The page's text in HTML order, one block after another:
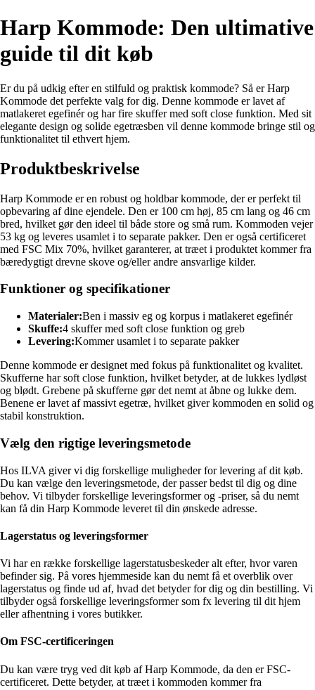
Harp Kommode: Den ultimative
guide til dit køb
Er du på udkig efter en stilfuld og praktisk kommode? Så er Harp
Kommode det perfekte valg for dig. Denne kommode er lavet af
matlakeret egefinér og har fire skuffer med soft close funktion. Med sit
elegante design og solide egetræsben vil denne kommode bringe stil og
funktionalitet til ethvert hjem.
Produktbeskrivelse
Harp Kommode er en robust og holdbar kommode, der er perfekt til
opbevaring af dine ejendele. Den er 100 cm høj, 85 cm lang og 46 cm
bred, hvilket gør den ideel til både store og små rum. Kommoden vejer
53 kg og leveres usamlet i to separate pakker. Den er også certificeret
med FSC Mix 70%, hvilket garanterer, at træet i produktet kommer fra
bæredygtigt drevne skove og/eller andre ansvarlige kilder.
Funktioner og specifikationer
Materialer:Ben i massiv eg og korpus i matlakeret egefinér
Skuffe:4 skuffer med soft close funktion og greb
Levering:Kommer usamlet i to separate pakker
Denne kommode er designet med fokus på funktionalitet og kvalitet.
Skufferne har soft close funktion, hvilket betyder, at de lukkes lydløst
og blødt. Grebene på skufferne gør det nemt at åbne og lukke dem.
Benene er lavet af massivt egetræ, hvilket giver kommoden en solid og
stabil konstruktion.
Vælg den rigtige leveringsmetode
Hos ILVA giver vi dig forskellige muligheder for levering af dit køb.
Du kan vælge den leveringsmetode, der passer bedst til dig og dine
behov. Vi tilbyder forskellige leveringsformer og -priser, så du nemt
kan få din Harp Kommode leveret til din ønskede adresse.
Lagerstatus og leveringsformer
Vi har en række forskellige lagerstatusbeskeder alt efter, hvor varen
befinder sig. På vores hjemmeside kan du nemt få et overblik over
lagerstatus og finde ud af, hvad det betyder for dig og din bestilling. Vi
tilbyder også forskellige leveringsformer som fx levering til dit hjem
eller afhentning i vores butikker.
Om FSC-certificeringen
Du kan være tryg ved dit køb af Harp Kommode, da den er FSC-
certificeret. Dette betyder, at træet i kommoden kommer fra